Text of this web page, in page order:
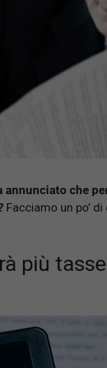
annunciato che
Facciamo un po’
più